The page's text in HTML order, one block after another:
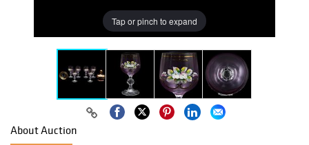
Tap or pinch to expand
About Auction